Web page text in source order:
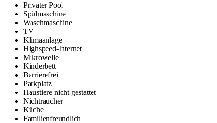
Privater Pool
Spülmaschine
Waschmaschine
TV
Klimaanlage
Highspeed-Internet
Mikrowelle
Kinderbett
Barrierefrei
Parkplatz
Haustiere nicht gestattet
Nichtraucher
Küche
Familienfreundlich